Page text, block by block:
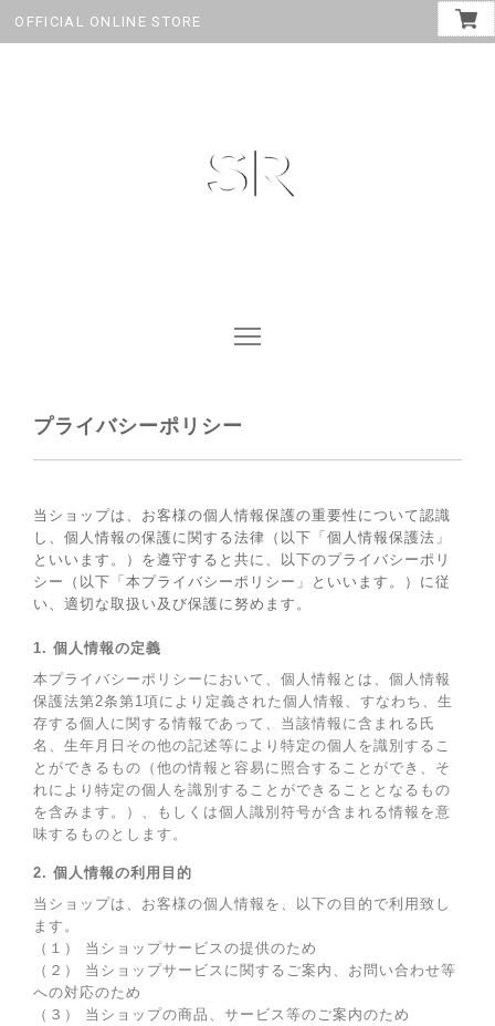
OFFICIAL ONLINE STORE
プライバシーポリシー
当ショップは、お客様の個人情報保護の重要性について認識
し、個人情報の保護に関する法律（以下「個人情報保護法」
といいます。）を遵守すると共に、以下のプライバシーポリ
シー（以下「本プライバシーポリシー」といいます。）に従
い、適切な取扱い及び保護に努めます。
1. 個人情報の定義
本プライバシーポリシーにおいて、個人情報とは、個人情報
保護法第2条第1項により定義された個人情報、すなわち、生
存する個人に関する情報であって、当該情報に含まれる氏
名、生年月日その他の記述等により特定の個人を識別するこ
とができるもの（他の情報と容易に照合することができ、そ
れにより特定の個人を識別することができることとなるもの
を含みます。）、もしくは個人識別符号が含まれる情報を意
味するものとします。
2. 個人情報の利用目的
当ショップは、お客様の個人情報を、以下の目的で利用致し
ます。
（１） 当ショップサービスの提供のため
（２） 当ショップサービスに関するご案内、お問い合わせ等
への対応のため
（３） 当ショップの商品、サービス等のご案内のため